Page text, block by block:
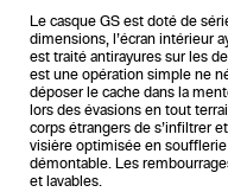
Le casque GS est doté de
dimensions, l’écran intérieur
est traité antirayures sur les
est une opération simple ne
déposer le cache dans la
lors des évasions en tout
corps étrangers de s’infiltrer
visière optimisée en
démontable. Les
et lavables.